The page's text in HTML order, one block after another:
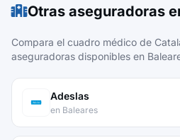
Otras aseguradoras
Compara el cuadro médico de
aseguradoras disponibles en
Adeslas
en Baleares